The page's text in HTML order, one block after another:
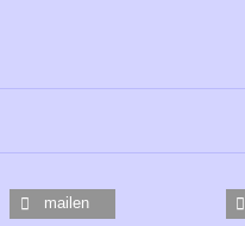
mailen